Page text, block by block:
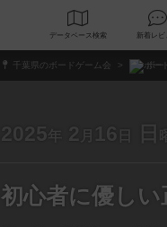
データベース 検索
千葉県のボードゲーム会 ボー
2025 年 2 月 16 日 日
初心者に優しい